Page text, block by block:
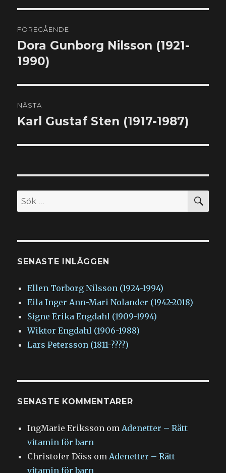
FÖREGÅENDE
Föregående
inlägg:
Dora Gunborg Nilsson (1921-
1990)
NÄSTA
Nästa
Karl Gustaf Sten (1917-1987)
Sök
efter:
SENASTE INLÄGGEN
Ellen Torborg Nilsson (1924-1994)
Eila Inger Ann-Mari Nolander (1942-2018)
Signe Erika Engdahl (1909-1994)
Wiktor Engdahl (1906-1988)
Lars Petersson (1811-????)
SENASTE KOMMENTARER
IngMarie Eriksson omAdenetter – Rätt
vitamin för barn
Christofer Döss omAdenetter – Rätt
vitamin för barn